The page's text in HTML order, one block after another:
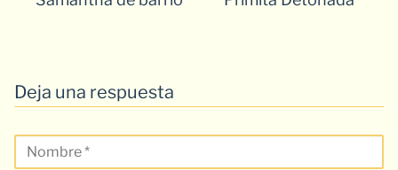
Deja una respuesta